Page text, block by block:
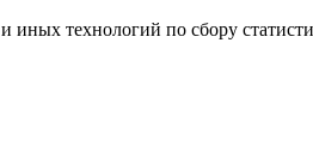
иных технологий по сбору